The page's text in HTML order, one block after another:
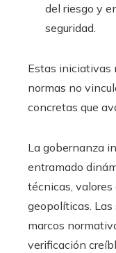
del riesgo y
seguridad.
Estas iniciativas
normas no
concretas que
La gobernanza
entramado
técnicas,
geopolíticas.
marcos
verificación